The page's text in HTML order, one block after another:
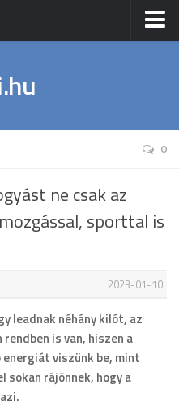
0
ne csak az
sporttal is
2023-01-10
leadnak néhány kilót, az
is van, hiszen a
energiát viszünk be, mint
sokan rájönnek, hogy a